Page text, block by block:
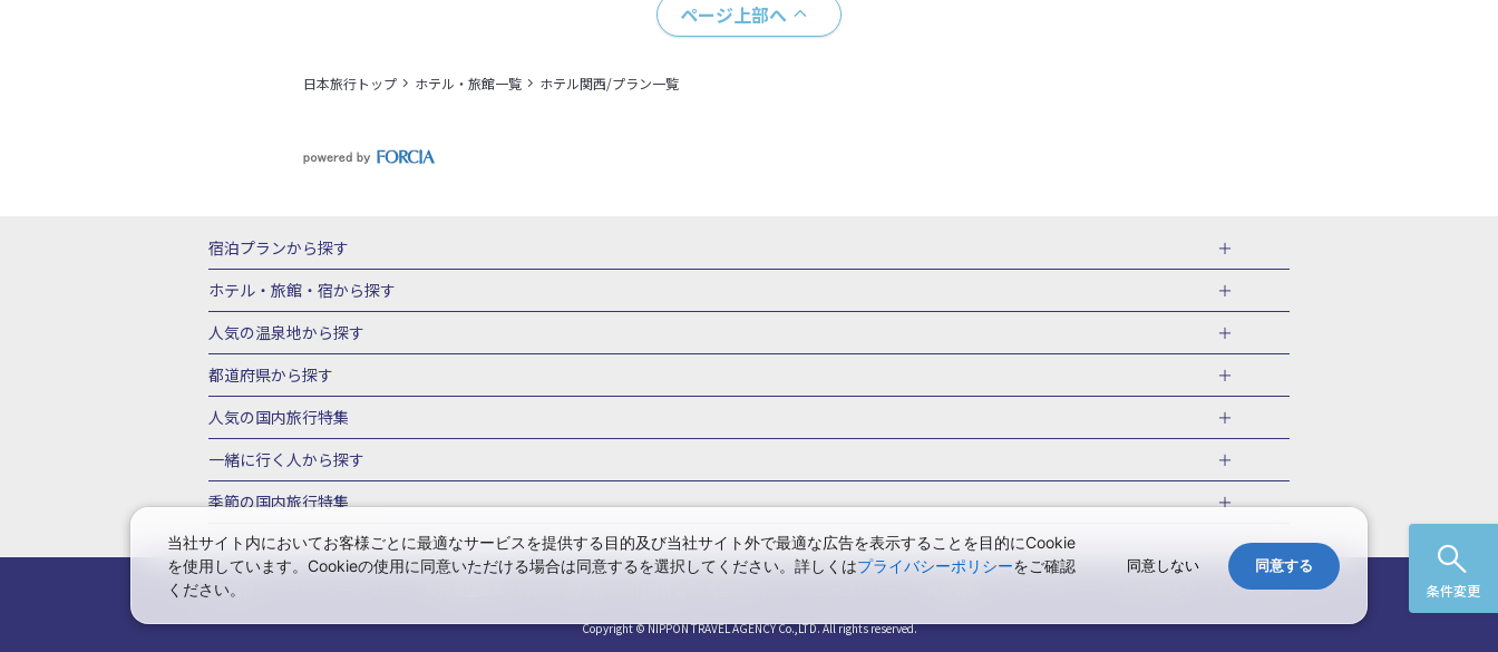
条件変更
ページ上部へ
日本旅行トップ ホテル・旅館一覧 ホテル関西/プラン一覧
宿泊プランから探す
北海道
東北 青森県
栃木県
群馬県 北陸 富山県 石川県 福井県 甲信越 山梨県 新潟県 長野県 東海 静岡県 岐阜県
愛知県
三重県
近畿 滋賀県 京都府 大阪府 兵庫県 奈良県 和歌山県 四国 徳島県 高知県 香川県 愛媛県
中国
岡山県
広島県
ホテル・旅館・宿から探す
北海道ホテル・旅館
山形県ホテル・旅館
福島県ホテル・旅館 東京都ホテル・旅館 神奈川県ホテル・旅館
埼玉県ホテル・旅館
千葉県ホテル・旅館
茨城県ホテル・旅館 栃木県ホテル・旅館 群馬県ホテル・旅館
富山県ホテル・旅館
石川県ホテル・旅館
静岡県ホテル・旅館
京都府ホテル・旅館
大阪府ホテル・旅館 兵庫県ホテル・旅館 奈良県ホテル・旅館
和歌山県ホテル・旅館
広島県ホテル・旅館
鳥取県ホテル・旅館 島根県ホテル・旅館 山口県ホテル・旅館
福岡県ホテル・旅館
佐賀県ホテル・旅館
長崎県ホテル・旅館 熊本県ホテル・旅館 大分県ホテル・旅館
宮崎県ホテル・旅館
人気の温泉地から探す
北海道
湯の川温泉(北海道)
川湯温泉(北海道)
層雲峡温泉(北海道) 知床温泉(北海道) 東北 花巻温泉(岩手) 蔵王温泉(山形)
かみのやま温泉(山形)
鳴子温泉(宮城)
秋保温泉(宮城) 飯坂温泉(福島) 北陸 和倉温泉(石川) 宇奈月温泉(富山) あわら温泉(福井)
関東
鬼怒川温泉(栃木)
川治温泉(栃木)
伊豆箱根
箱根湯本温泉(神奈川)
白骨温泉(長野)
湯田中渋温泉(長野) 昼神温泉(長野) 東海 浜名湖かんざんじ温泉(静岡) 下呂温泉(岐阜)
関西
有馬温泉(兵庫)
長門湯本(山口)
四国 こんぴら温泉(香川) 道後温泉(愛媛) 九州 雲仙温泉(長崎) 黒川温泉(熊本)
嬉野温泉(佐賀)
都道府県から探す
北海道旅行・ツアー
山形旅行・ツアー
福島旅行・ツアー 関東 東京旅行・ツアー 神奈川旅行・ツアー 埼玉旅行・ツアー
千葉旅行・ツアー
茨城旅行・ツアー
栃木旅行・ツアー 群馬旅行・ツアー 北陸 富山旅行・ツアー 石川旅行・ツアー
福井旅行・ツアー
甲信越
山梨旅行・ツアー 新潟旅行・ツアー 長野旅行・ツアー 東海 静岡旅行・ツアー
岐阜旅行・ツアー
愛知旅行・ツアー
三重旅行・ツアー 関西 滋賀旅行・ツアー 京都旅行・ツアー 大阪旅行・ツアー
兵庫旅行・ツアー
奈良旅行・ツアー
和歌山旅行・ツアー 四国 徳島旅行・ツアー 高知旅行・ツアー 香川旅行・ツアー
愛媛旅行・ツアー
中国
福岡旅行・ツアー
佐賀旅行・ツアー 長崎旅行・ツアー 熊本旅行・ツアー 大分旅行・ツアー
宮崎旅行・ツアー
人気の国内旅行特集
東京ディズニーリゾート®への旅
一緒に行く人から探す
一人旅 国内版
家族・子連れ旅行 国内版
季節の国内旅行特集
桜・お花見特集
ゴールデンウィーク（GW）の国内旅行 夏休み・お盆の国内旅行 7月の国内旅行
8月の国内旅行
9月の国内旅行
10月の国内旅行 11月の国内旅行 紅葉旅行 クリスマスの国内旅行
年末年始・お正月の国内旅行
1月の国内旅行
会社情報 サイトマップ
Copyright © NIPPON TRAVEL AGENCY Co.,LTD. All rights reserved.
当社サイト内においてお客様ごとに最適なサービスを提供する目的及び当社サイト外で最適な広告を表示することを目的にCookie
を使用しています。Cookieの使用に同意いただける場合は同意するを選択してください。詳しくはプライバシーポリシーをご確認
ください。
同意しない 同意する